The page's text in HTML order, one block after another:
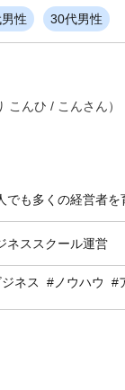
性 30代男性
こんひ / こんさん）
でも多くの経営者を
ネススクール運営
ネス #ノウハウ #